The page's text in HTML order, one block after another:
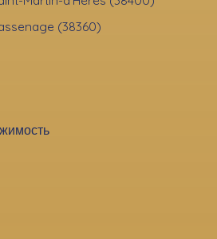
(38360)